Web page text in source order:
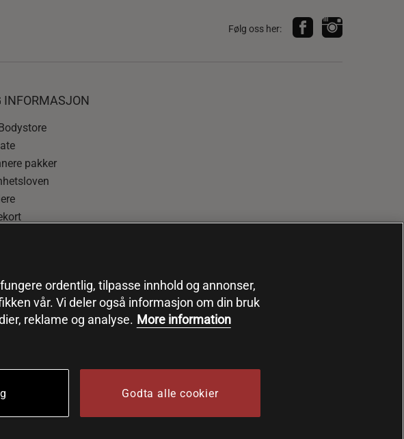
Følg oss her:
INFORMASJON
pakker
ordentlig, tilpasse innhold og annonser,
vår. Vi deler også informasjon om din bruk
reklame og analyse. More information
Godta alle cookier